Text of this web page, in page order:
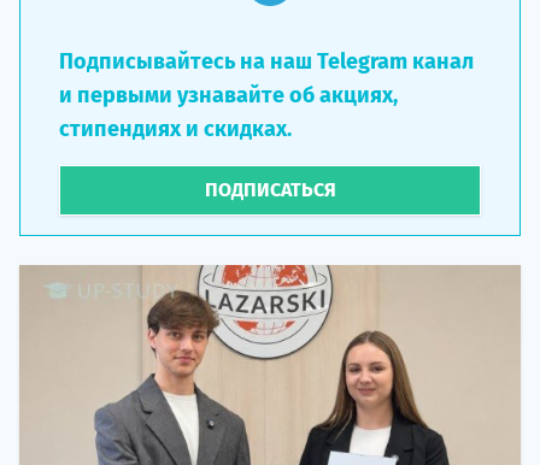
Подписывайтесь на наш Telegram канал
и первыми узнавайте об акциях,
стипендиях и скидках.
ПОДПИСАТЬСЯ